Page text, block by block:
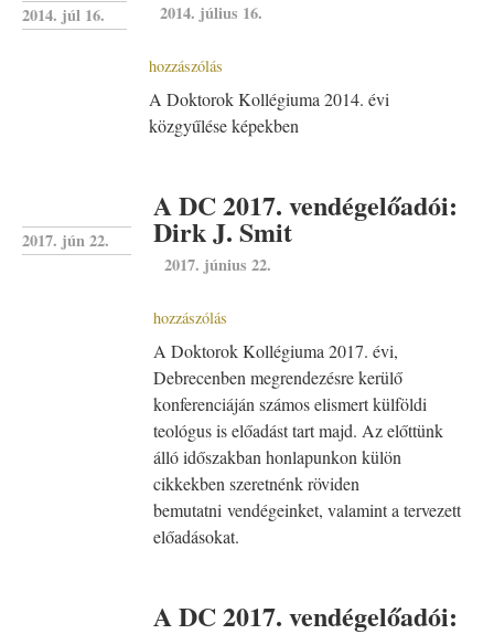
2014. júl 16. 2014. július 16.
hozzászólás
A Doktorok Kollégiuma 2014. évi
közgyűlése képekben
2017. jún 22.
A DC 2017. vendégelőadói:
Dirk J. Smit
2017. június 22.
hozzászólás
A Doktorok Kollégiuma 2017. évi,
Debrecenben megrendezésre kerülő
konferenciáján számos elismert külföldi
teológus is előadást tart majd. Az előttünk
álló időszakban honlapunkon külön
cikkekben szeretnénk röviden
bemutatni vendégeinket, valamint a tervezett
előadásokat.
A DC 2017. vendégelőadói: